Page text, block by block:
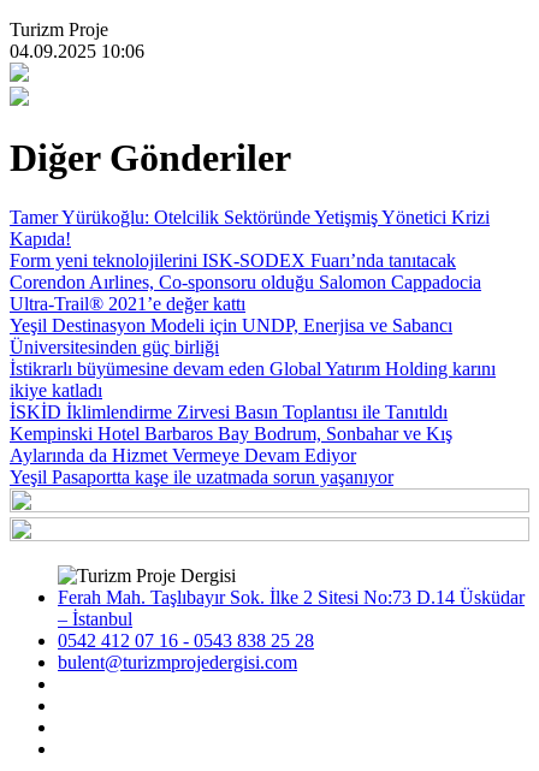
Turizm Proje
04.09.2025 10:06
Diğer Gönderiler
Tamer Yürükoğlu: Otelcilik Sektöründe Yetişmiş Yönetici Krizi
Kapıda!
Form yeni teknolojilerini ISK-SODEX Fuarı’nda tanıtacak
Corendon Aırlines, Co-sponsoru olduğu Salomon Cappadocia
Ultra-Trail® 2021’e değer kattı
Yeşil Destinasyon Modeli için UNDP, Enerjisa ve Sabancı
Üniversitesinden güç birliği
İstikrarlı büyümesine devam eden Global Yatırım Holding karını
ikiye katladı
İSKİD İklimlendirme Zirvesi Basın Toplantısı ile Tanıtıldı
Kempinski Hotel Barbaros Bay Bodrum, Sonbahar ve Kış
Aylarında da Hizmet Vermeye Devam Ediyor
Yeşil Pasaportta kaşe ile uzatmada sorun yaşanıyor
Ferah Mah. Taşlıbayır Sok. İlke 2 Sitesi No:73 D.14 Üsküdar
– İstanbul
0542 412 07 16 - 0543 838 25 28
bulent@turizmprojedergisi.com